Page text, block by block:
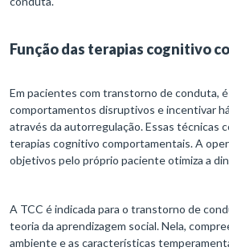
Função das terapias cognitivo
Em pacientes com transtorno de conduta,
comportamentos disruptivos e incentivar
através da autorregulação. Essas técnicas
terapias cognitivo comportamentais. A
objetivos pelo próprio paciente otimiza a
A TCC é indicada para o transtorno de
teoria da aprendizagem social. Nela,
ambiente e as características